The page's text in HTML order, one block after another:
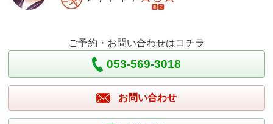
ご予約・お問い合わせはコチラ
053-569-3018
お問い合わせ